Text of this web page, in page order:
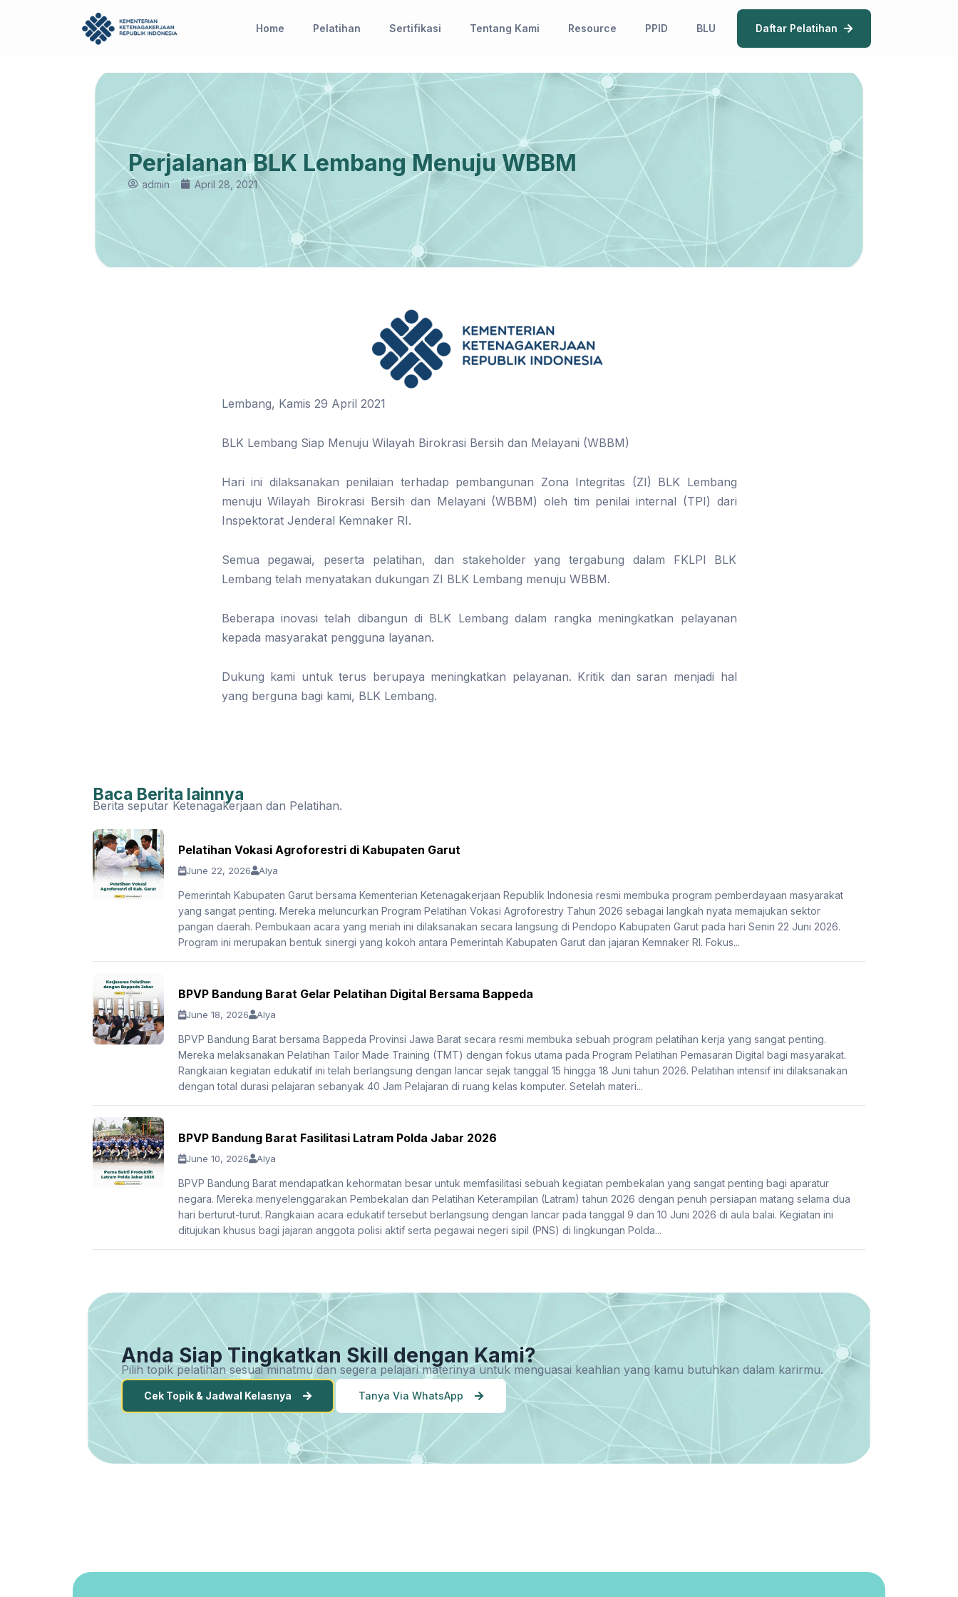
Home Pelatihan Sertifikasi Tentang Kami Resource PPID BLU Daftar Pelatihan
Perjalanan BLK Lembang Menuju WBBM
admin April 28, 2021
Lembang, Kamis 29 April 2021
BLK Lembang Siap Menuju Wilayah Birokrasi Bersih dan Melayani (WBBM)
Hari ini dilaksanakan penilaian terhadap pembangunan Zona Integritas (ZI) BLK Lembang
menuju Wilayah Birokrasi Bersih dan Melayani (WBBM) oleh tim penilai internal (TPI) dari
Inspektorat Jenderal Kemnaker RI.
Semua pegawai, peserta pelatihan, dan stakeholder yang tergabung dalam FKLPI BLK
Lembang telah menyatakan dukungan ZI BLK Lembang menuju WBBM.
Beberapa inovasi telah dibangun di BLK Lembang dalam rangka meningkatkan pelayanan
kepada masyarakat pengguna layanan.
Dukung kami untuk terus berupaya meningkatkan pelayanan. Kritik dan saran menjadi hal
yang berguna bagi kami, BLK Lembang.
Baca Berita lainnya
Berita seputar Ketenagakerjaan dan Pelatihan.
Pelatihan Vokasi Agroforestri di Kabupaten Garut
June 22, 2026 Alya
Pemerintah Kabupaten Garut bersama Kementerian Ketenagakerjaan Republik Indonesia resmi membuka program pemberdayaan masyarakat
yang sangat penting. Mereka meluncurkan Program Pelatihan Vokasi Agroforestry Tahun 2026 sebagai langkah nyata memajukan sektor
pangan daerah. Pembukaan acara yang meriah ini dilaksanakan secara langsung di Pendopo Kabupaten Garut pada hari Senin 22 Juni 2026.
Program ini merupakan bentuk sinergi yang kokoh antara Pemerintah Kabupaten Garut dan jajaran Kemnaker RI. Fokus...
BPVP Bandung Barat Gelar Pelatihan Digital Bersama Bappeda
June 18, 2026 Alya
BPVP Bandung Barat bersama Bappeda Provinsi Jawa Barat secara resmi membuka sebuah program pelatihan kerja yang sangat penting.
Mereka melaksanakan Pelatihan Tailor Made Training (TMT) dengan fokus utama pada Program Pelatihan Pemasaran Digital bagi masyarakat.
Rangkaian kegiatan edukatif ini telah berlangsung dengan lancar sejak tanggal 15 hingga 18 Juni tahun 2026. Pelatihan intensif ini dilaksanakan
dengan total durasi pelajaran sebanyak 40 Jam Pelajaran di ruang kelas komputer. Setelah materi...
BPVP Bandung Barat Fasilitasi Latram Polda Jabar 2026
June 10, 2026 Alya
BPVP Bandung Barat mendapatkan kehormatan besar untuk memfasilitasi sebuah kegiatan pembekalan yang sangat penting bagi aparatur
negara. Mereka menyelenggarakan Pembekalan dan Pelatihan Keterampilan (Latram) tahun 2026 dengan penuh persiapan matang selama dua
hari berturut-turut. Rangkaian acara edukatif tersebut berlangsung dengan lancar pada tanggal 9 dan 10 Juni 2026 di aula balai. Kegiatan ini
ditujukan khusus bagi jajaran anggota polisi aktif serta pegawai negeri sipil (PNS) di lingkungan Polda...
Anda Siap Tingkatkan Skill dengan Kami?
Pilih topik pelatihan sesuai minatmu dan segera pelajari materinya untuk menguasai keahlian yang kamu butuhkan dalam karirmu.
Cek Topik & Jadwal Kelasnya Tanya Via WhatsApp